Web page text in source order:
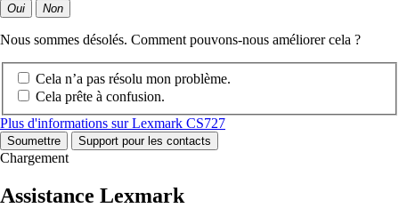
Oui Non
Nous sommes désolés. Comment pouvons-nous améliorer cela ?
Cela n’a pas résolu mon problème.
Cela prête à confusion.
Plus d'informations sur Lexmark CS727
Soumettre Support pour les contacts
Chargement
Assistance Lexmark